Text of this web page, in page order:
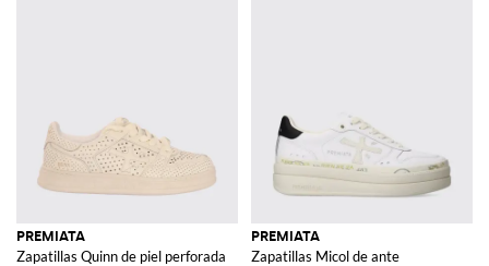
PREMIATA
Zapatillas Quinn de piel perforada
PREMIATA
Zapatillas Micol de ante